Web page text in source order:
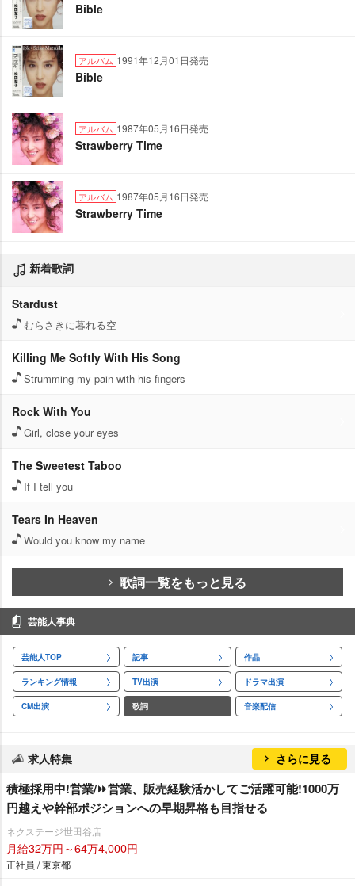
Bible
アルバム 1991年12月01日発売
Bible
アルバム 1987年05月16日発売
Strawberry Time
アルバム 1987年05月16日発売
Strawberry Time
新着歌詞
Stardust
むらさきに暮れる空
Killing Me Softly With His Song
Strumming my pain with his fingers
Rock With You
Girl, close your eyes
The Sweetest Taboo
If I tell you
Tears In Heaven
Would you know my name
歌詞一覧をもっと見る
芸能人事典
芸能人TOP 記事 作品
ランキング情報 TV出演 ドラマ出演
CM出演 歌詞 音楽配信
求人特集 さらに見る
積極採用中!営業/⏩️営業、販売経験活かしてご活躍可能!1000万
円越えや幹部ポジションへの早期昇格も目指せる
ネクステージ世田谷店
月給32万円～64万4,000円
正社員 / 東京都